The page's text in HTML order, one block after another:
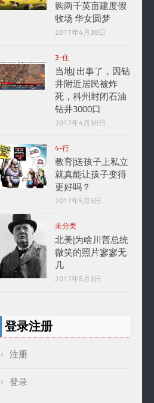
购两千英亩建度假
牧场 华女圆梦
2017年4月30日
3-住
当地| 出事了，因钻
井附近居民被炸
死，科州封闭石油
钻井3000口
2017年4月30日
4-行
教育|送孩子上私立
就真能让孩子变得
更好吗？
2017年5月5日
未分类
北美|为啥川普总统
微笑的照片寥寥无
几
2017年5月5日
登录注册
注册
登录